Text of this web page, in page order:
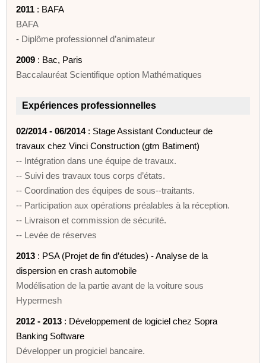
2011 : BAFA
BAFA
- Diplôme professionnel d’animateur
2009 : Bac, Paris
Baccalauréat Scientifique option Mathématiques
Expériences professionnelles
02/2014 - 06/2014: Stage Assistant Conducteur de
travaux chez Vinci Construction (gtm Batiment)
-­‐ Intégration dans une équipe de travaux.
-­‐ Suivi des travaux tous corps d’états.
-­‐ Coordination des équipes de sous-­‐traitants.
-­‐ Participation aux opérations préalables à la réception.
-­‐ Livraison et commission de sécurité.
-­‐ Levée de réserves
2013 : PSA (Projet de fin d’études) - Analyse de la
dispersion en crash automobile
Modélisation de la partie avant de la voiture sous
Hypermesh
2012 - 2013 : Développement de logiciel chez Sopra
Banking Software
Développer un progiciel bancaire.